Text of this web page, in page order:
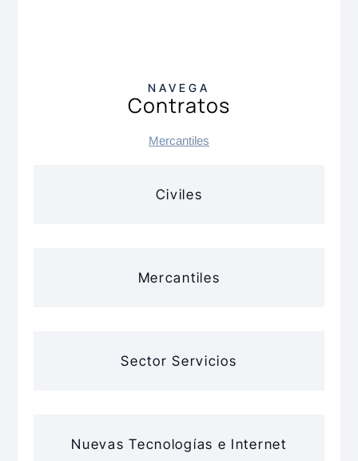
NAVEGA
Contratos
Mercantiles
Civiles
Mercantiles
Sector Servicios
Nuevas Tecnologías e Internet